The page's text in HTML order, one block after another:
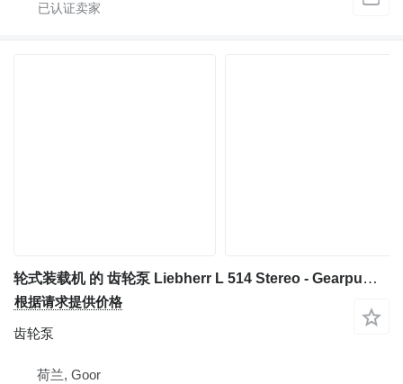
轮式装载机 的 齿轮泵 Liebherr L 514 Stereo - Gearpump/Zahnradpumpe/Tandwielpomp
根据请求提供价格
齿轮泵
荷兰, Goor